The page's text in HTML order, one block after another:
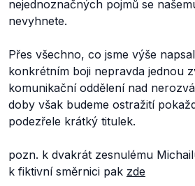
nejednoznačných pojmů se
nevyhnete.
Přes všechno, co jsme výše
konkrétním boji nepravda jednou
komunikační oddělení nad
doby však budeme ostražití
podezřele krátký titulek.
pozn. k dvakrát zesnulému
k fiktivní směrnici pak zde